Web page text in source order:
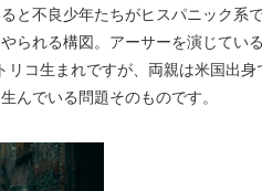
と不良少年たちがヒスパニック系
られる構図。アーサーを演じてい
リコ生まれですが、両親は米国出
んでいる問題そのものです。